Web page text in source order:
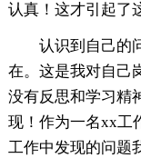
认真！这才引起了
认识到自己的
在。这是我对自己
没有反思和学习精
现！作为一名xx工
工作中发现的问题